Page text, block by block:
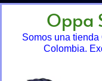
Oppa
Somos una
Colombia.